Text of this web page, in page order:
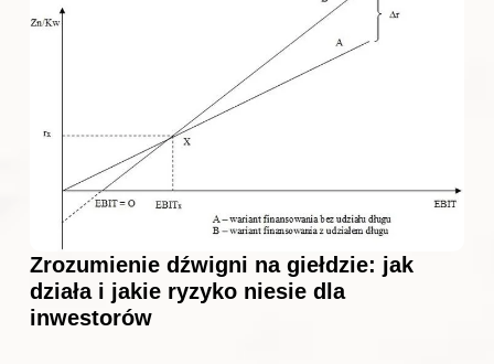
Zrozumienie dźwigni na giełdzie: jak
działa i jakie ryzyko niesie dla
inwestorów